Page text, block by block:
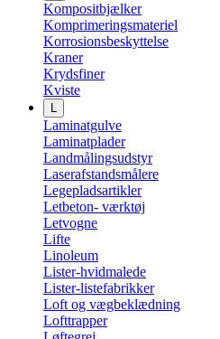
Kompositbjælker
Komprimeringsmateriel
Korrosionsbeskyttelse
Kraner
Krydsfiner
Kviste
L
Laminatgulve
Laminatplader
Landmålingsudstyr
Laserafstandsmålere
Legepladsartikler
Letbeton- værktøj
Letvogne
Lifte
Linoleum
Lister-hvidmalede
Lister-listefabrikker
Loft og vægbeklædning
Lofttrapper